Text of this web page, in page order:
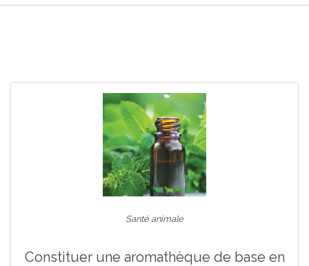
Santé animale
Constituer une aromathèque de base en